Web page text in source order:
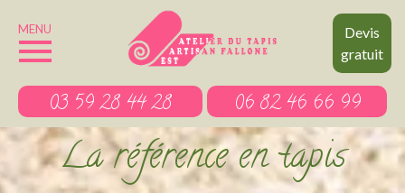
Devis
gratuit
MENU
03 59 28 44 28 06 82 46 66 99
La référence en tapis